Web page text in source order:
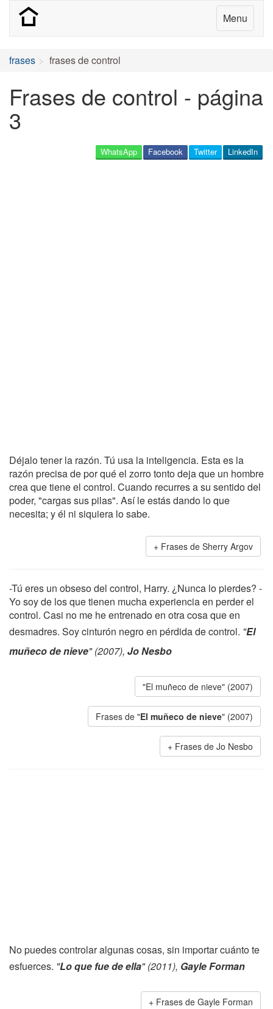
Menu
frases frases de control
Frases de control - página
3
LinkedIn
Twitter
Facebook
WhatsApp
Déjalo tener la razón. Tú usa la inteligencia. Esta es la
razón precisa de por qué el zorro tonto deja que un hombre
crea que tiene el control. Cuando recurres a su sentido del
poder, "cargas sus pilas". Así le estás dando lo que
necesita; y él ni siquiera lo sabe.
Frases de Sherry Argov
-Tú eres un obseso del control, Harry. ¿Nunca lo pierdes? -
Yo soy de los que tienen mucha experiencia en perder el
control. Casi no me he entrenado en otra cosa que en
desmadres. Soy cinturón negro en pérdida de control. "El
muñeco de nieve" (2007), Jo Nesbo
"El muñeco de nieve" (2007)
Frases de "El muñeco de nieve" (2007)
Frases de Jo Nesbo
No puedes controlar algunas cosas, sin importar cuánto te
esfuerces. "Lo que fue de ella" (2011), Gayle Forman
Frases de Gayle Forman